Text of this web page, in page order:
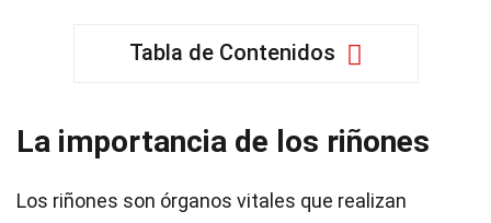
Tabla de Contenidos
La importancia de los riñones
Los riñones son órganos vitales que realizan